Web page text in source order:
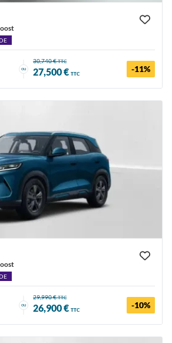
ou
30,740 €TTC
27,500 € TTC -11%
ou
29,990 €TTC
26,900 € TTC -10%